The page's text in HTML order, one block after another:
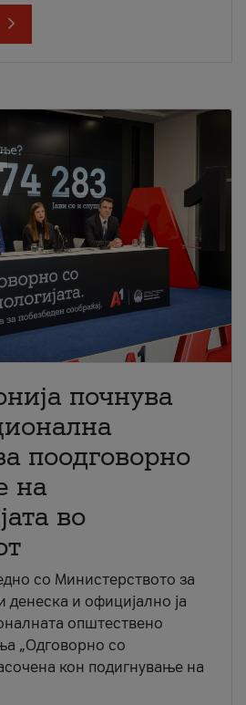
почнува
поодговорно
на
во
со Министерството за
и официјално ја
општествено
„Одговорно со
кон подигнување на